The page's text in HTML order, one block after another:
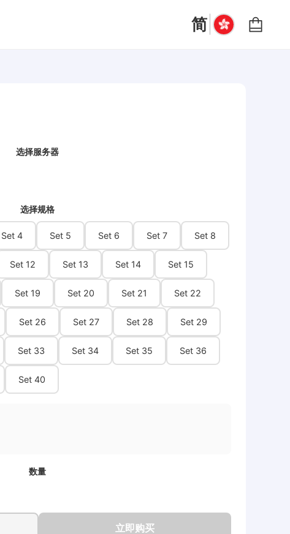
简 |
选择服务器
选择规格
Set 4 Set 5 Set 6 Set 7 Set 8
Set 12 Set 13 Set 14 Set 15
Set 19 Set 20 Set 21 Set 22
Set 26 Set 27 Set 28 Set 29
Set 33 Set 34 Set 35 Set 36
Set 40
数量
立即购买